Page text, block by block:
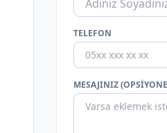
TELEFON
MESAJINIZ